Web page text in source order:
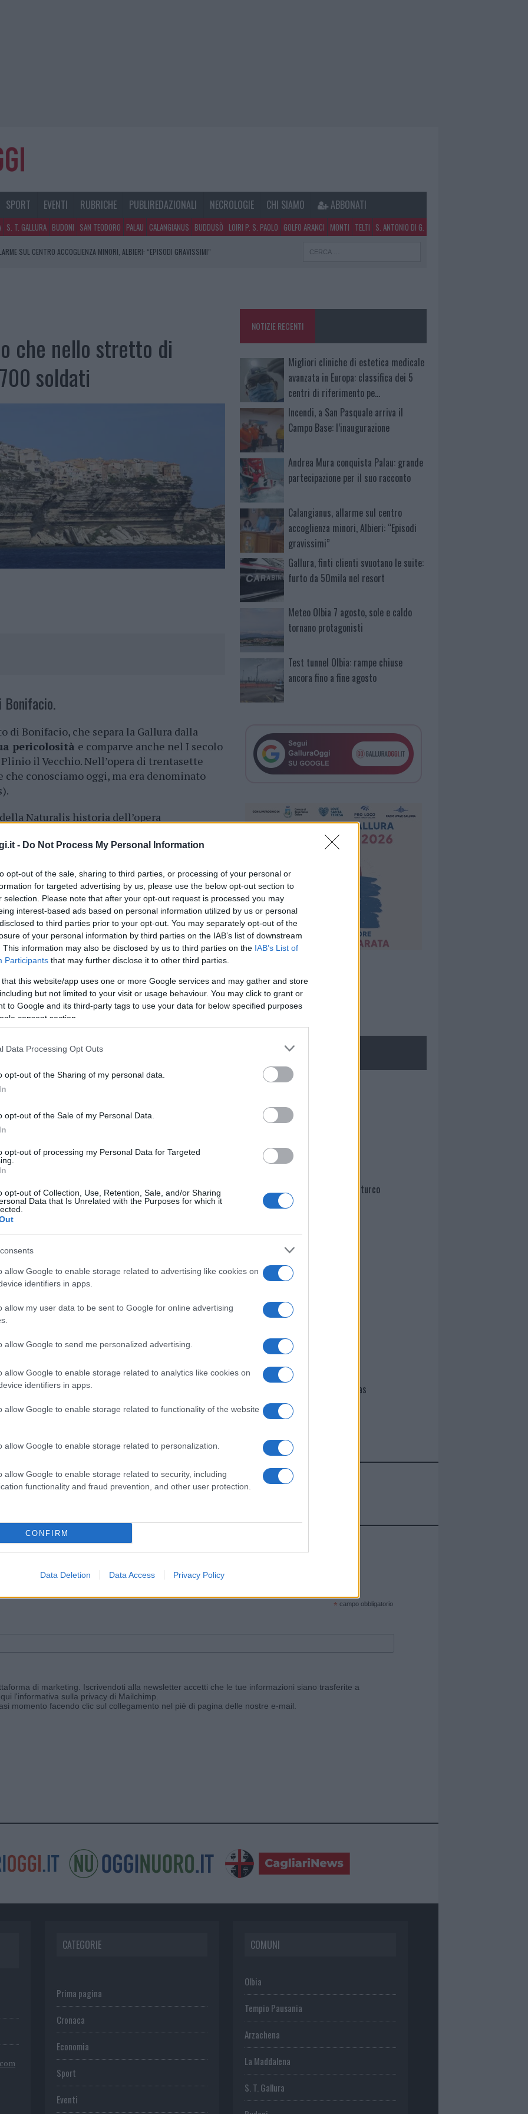
- Do Not Process My Personal Information
opt-out of the sale, sharing to third parties, or processing of your personal or
for targeted advertising by us, please use the below opt-out section to
selection. Please note that after your opt-out request is processed you may
interest-based ads based on personal information utilized by us or personal
to third parties prior to your opt-out. You may separately opt-out of the
of your personal information by third parties on the IAB’s list of downstream
This information may also be disclosed by us to third parties on the IAB’s List of
Participants that may further disclose it to other third parties.
that this website/app uses one or more Google services and may gather and store
but not limited to your visit or usage behaviour. You may click to grant or
to Google and its third-party tags to use your data for below specified purposes
consent section.
Data Processing Opt Outs
opt-out of the Sharing of my personal data.
opt-out of the Sale of my Personal Data.
opt-out of processing my Personal Data for Targeted
opt-out of Collection, Use, Retention, Sale, and/or Sharing
Data that Is Unrelated with the Purposes for which it
allow Google to enable storage related to advertising like cookies on
identifiers in apps.
allow my user data to be sent to Google for online advertising
allow Google to send me personalized advertising.
allow Google to enable storage related to analytics like cookies on
identifiers in apps.
allow Google to enable storage related to functionality of the website
allow Google to enable storage related to personalization.
allow Google to enable storage related to security, including
functionality and fraud prevention, and other user protection.
CONFIRM
Data Deletion Data Access Privacy Policy
SPORT EVENTI RUBRICHE PUBLIREDAZIONALI NECROLOGIE CHI SIAMO ABBONATI
S. T. GALLURA BUDONI SAN TEODORO PALAU CALANGIANUS BUDDUSÒ LOIRI P. S. PAOLO GOLFO ARANCI MONTI TELTI S. ANTONIO DI G.
SUL CENTRO ACCOGLIENZA MINORI, ALBIERI: “EPISODI GRAVISSIMI”
GRANDE PARTECIPAZIONE PER IL SUO RACCONTO
che nello stretto di
soldati
di Bonifacio, che separa la Gallura dalla
pericolosità e comparve anche nel I secolo
il Vecchio. Nell’opera di trentasette
conosciamo oggi, ma era denominato
Naturalis historia dell’opera
dai naviganti perché la presenza
molto temuto dai marinai. Infatti,
al mar Nero per partecipare alla guerra di
finì sugli scogli, causando un
tutti i 700 soldati che trasportava.
nella sezione
Prossimo articolo
NOTIZIE RECENTI
Migliori cliniche di estetica medicale
avanzata in Europa: classifica dei 5
centri di riferimento pe…
Incendi, a San Pasquale arriva il
Campo Base: l’inaugurazione
Andrea Mura conquista Palau: grande
partecipazione per il suo racconto
Calangianus, allarme sul centro
accoglienza minori, Albieri: “Episodi
gravissimi”
Gallura, finti clienti svuotano le suite:
furto da 50mila nel resort
Meteo Olbia 7 agosto, sole e caldo
tornano protagonisti
Test tunnel Olbia: rampe chiuse
ancora fino a fine agosto
NECROLOGIE
Martina Agostina Diturco
I nostri cari
I nostri cari
Giovannimaria Cabras
Invia un Comunicato Stampa|Pubblicità|Segnala
e ricevi le nostre email periodiche contenenti le ultime notizie pubblicate sul sito web!
* campo obbligatorio
di marketing. Iscrivendoti alla newsletter accetti che le tue informazioni siano trasferite a
l'informativa sulla privacy di Mailchimp
momento facendo clic sul collegamento nel piè di pagina delle nostre e-mail.
CATEGORIE
Prima pagina
Cronaca
Economia
Sport
Eventi
COMUNI
Olbia
Tempio Pausania
Arzachena
La Maddalena
S. T. Gallura